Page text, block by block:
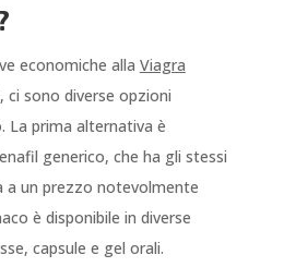
economiche alla Viagra
, ci sono diverse opzioni
La prima alternativa è
generico, che ha gli stessi
a un prezzo notevolmente
è disponibile in diverse
capsule e gel orali.